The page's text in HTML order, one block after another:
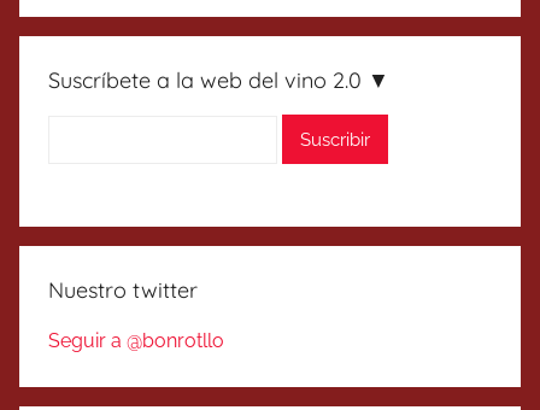
Suscríbete a la web del vino 2.0 ▼
Nuestro twitter
Seguir a @bonrotllo